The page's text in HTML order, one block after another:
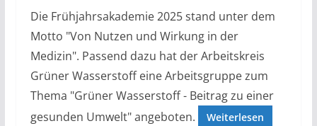
Die Frühjahrsakademie 2025 stand unter dem
Motto "Von Nutzen und Wirkung in der
Medizin". Passend dazu hat der Arbeitskreis
Grüner Wasserstoff eine Arbeitsgruppe zum
Thema "Grüner Wasserstoff - Beitrag zu einer
gesunden Umwelt" angeboten.
Weiterlesen